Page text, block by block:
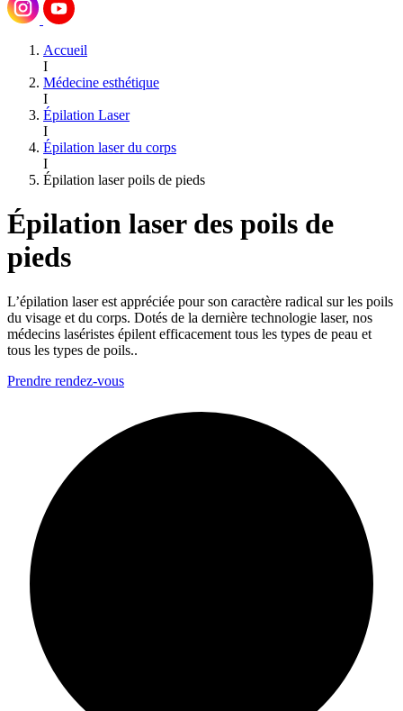
Accueil
I
Médecine esthétique
I
Épilation Laser
I
Épilation laser du corps
I
Épilation laser poils de pieds
Épilation laser des poils de
pieds
L’épilation laser est appréciée pour son caractère radical sur les poils
du visage et du corps. Dotés de la dernière technologie laser, nos
médecins laséristes épilent efficacement tous les types de peau et
tous les types de poils..
Prendre rendez-vous